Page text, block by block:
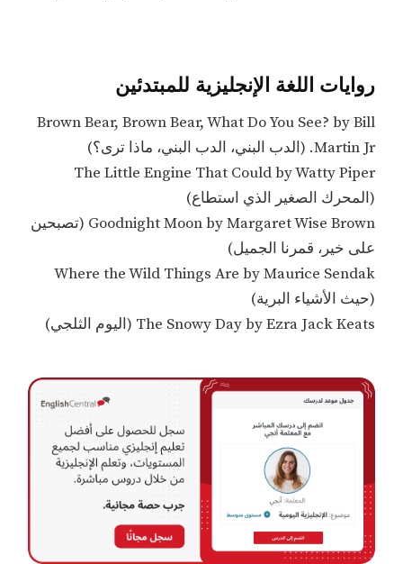
روايات اللغة الإنجليزية للمبتدئين
Brown Bear, Brown Bear, What Do You See? by Bill
Martin Jr. (الدب البني، الدب البني، ماذا ترى؟)
The Little Engine That Could by Watty Piper
(المحرك الصغير الذي استطاع)
Goodnight Moon by Margaret Wise Brown (تصبحين
على خير، قمرنا الجميل)
Where the Wild Things Are by Maurice Sendak
(حيث الأشياء البرية)
The Snowy Day by Ezra Jack Keats (اليوم الثلجي)